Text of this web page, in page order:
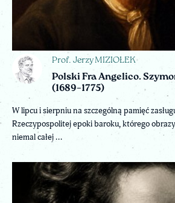
Prof. Jerzy MIZIOŁEK
Polski Fra Angelico.
(1689–1775)
W lipcu i sierpniu na szczególną pamięć
Rzeczypospolitej epoki baroku, którego
niemal całej ...